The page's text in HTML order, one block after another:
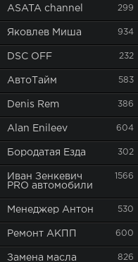
ASATA channel 299
Яковлев Миша 934
DSC OFF 232
АвтоТайм 583
Denis Rem 386
Alan Enileev 604
Бородатая Езда 302
Иван Зенкевич
PRO автомобили
1566
Менеджер Антон 530
Ремонт АКПП 600
Замена масла 826